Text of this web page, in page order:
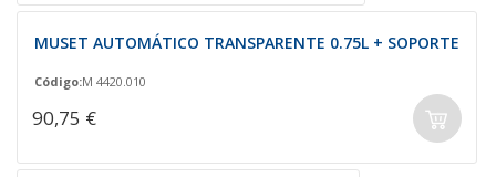
MUSET AUTOMÁTICO TRANSPARENTE 0.75L + SOPORTE
Código:M 4420.010
90,75 €